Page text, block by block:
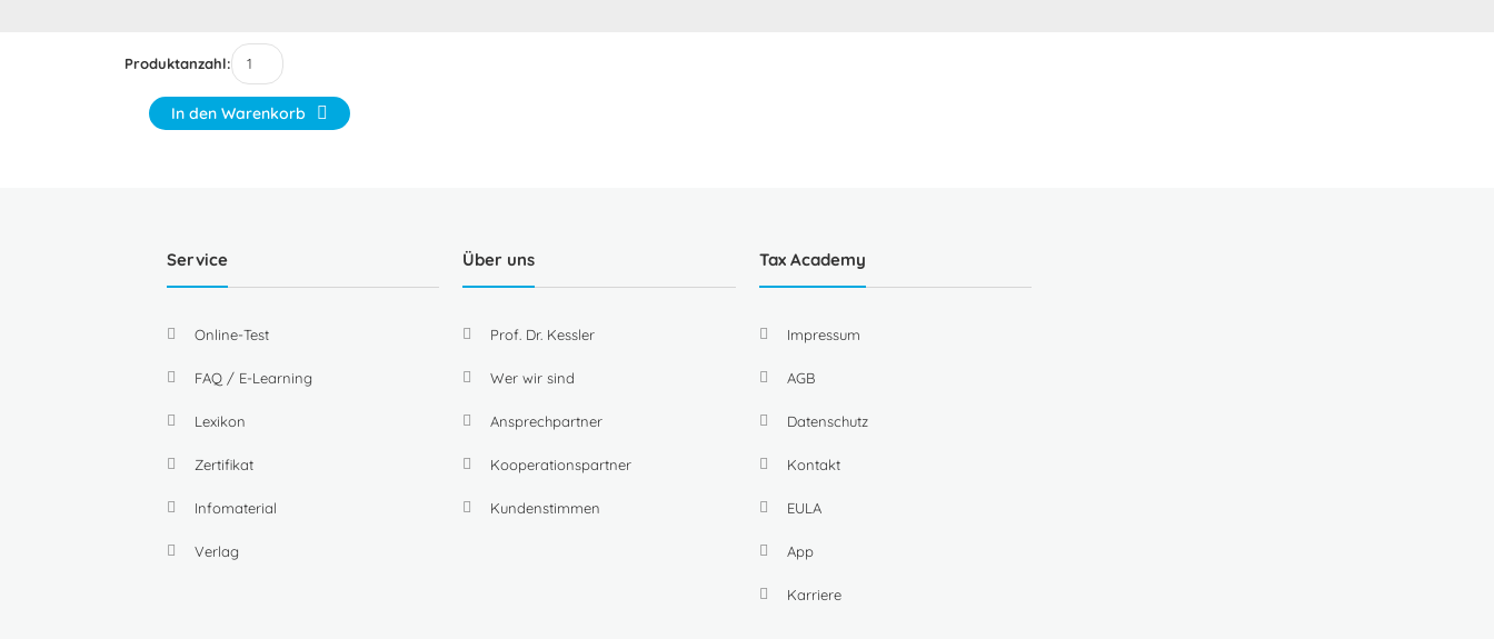
Produktanzahl:
In den Warenkorb
Service
Online-Test
FAQ / E-Learning
Lexikon
Zertifikat
Infomaterial
Verlag
Über uns
Prof. Dr. Kessler
Wer wir sind
Ansprechpartner
Kooperationspartner
Kundenstimmen
Tax Academy
Impressum
AGB
Datenschutz
Kontakt
EULA
App
Karriere